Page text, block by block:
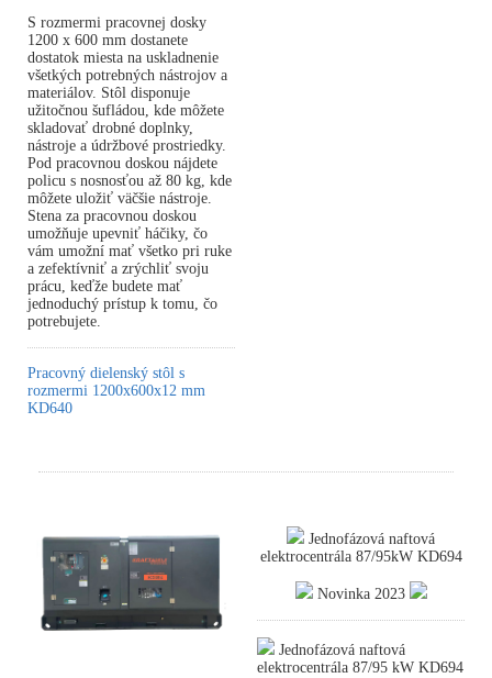
S rozmermi pracovnej dosky
1200 x 600 mm dostanete
dostatok miesta na uskladnenie
všetkých potrebných nástrojov a
materiálov. Stôl disponuje
užitočnou šufládou, kde môžete
skladovať drobné doplnky,
nástroje a údržbové prostriedky.
Pod pracovnou doskou nájdete
policu s nosnosťou až 80 kg, kde
môžete uložiť väčšie nástroje.
Stena za pracovnou doskou
umožňuje upevniť háčiky, čo
vám umožní mať všetko pri ruke
a zefektívniť a zrýchliť svoju
prácu, keďže budete mať
jednoduchý prístup k tomu, čo
potrebujete.
Pracovný dielenský stôl s
rozmermi 1200x600x12 mm
KD640
Jednofázová naftová
elektrocentrála 87/95kW KD694
Novinka 2023
Jednofázová naftová
elektrocentrála 87/95 kW KD694